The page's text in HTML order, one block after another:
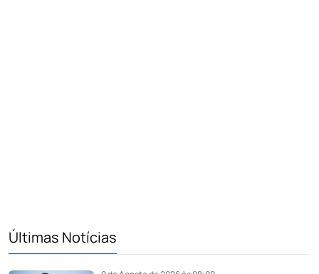
Últimas Notícias